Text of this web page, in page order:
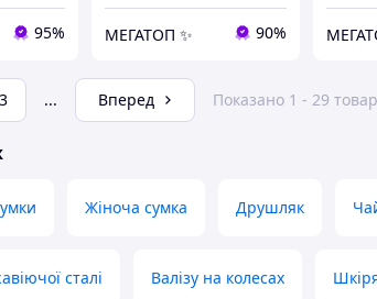
95% МЕГАТОП ✨ 90%
3 ... Вперед Показано 1 - 29
Жіноча сумка Друшляк
сталі Валізу на колесах